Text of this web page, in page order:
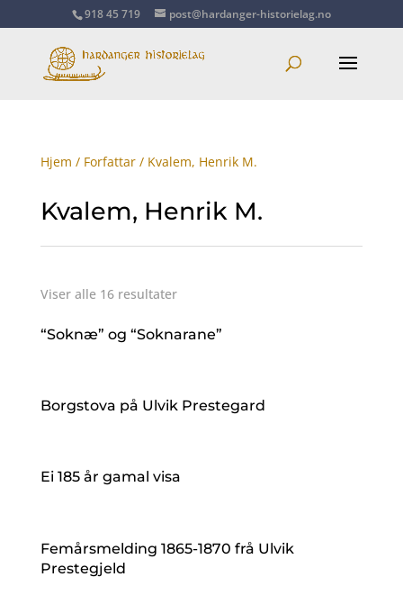
918 45 719 post@hardanger-historielag.no
Hjem / Forfattar/ Kvalem, Henrik M.
Kvalem, Henrik M.
Viser alle 16 resultater
“Soknæ” og “Soknarane”
Borgstova på Ulvik Prestegard
Ei 185 år gamal visa
Femårsmelding 1865-1870 frå Ulvik
Prestegjeld